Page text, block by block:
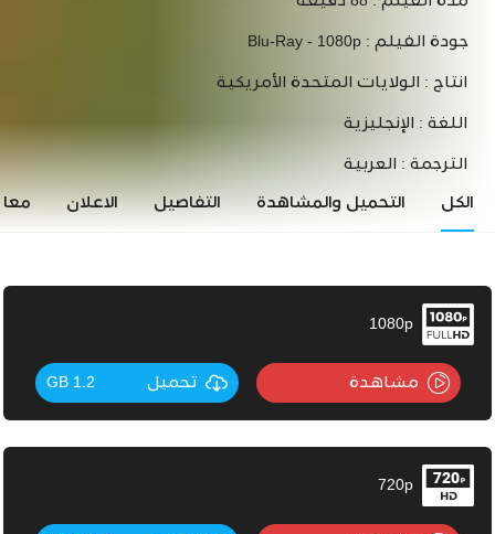
جودة الفيلم : Blu-Ray - 1080p
انتاج : الولايات المتحدة الأمريكية
اللغة : الإنجليزية
الترجمة : العربية
الكل التحميل والمشاهدة التفاصيل الاعلان
1080p
مشاهدة تحميل 1.2 GB
720p